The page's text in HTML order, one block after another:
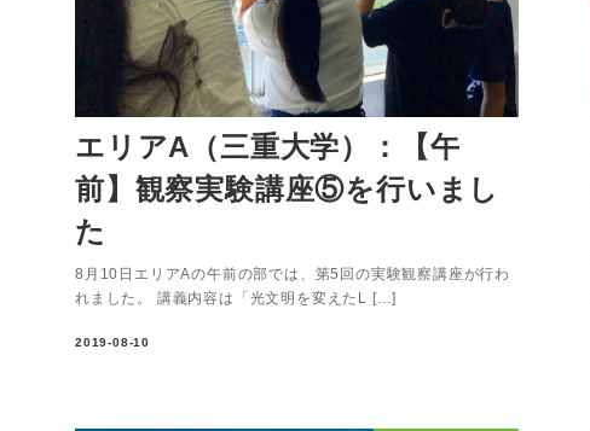
エリアA（三重大学）：【午
前】観察実験講座⑤を行いまし
た
8月10日エリアAの午前の部では、第5回の実験観察講座が行わ
れました。 講義内容は「光文明を変えたL […]
2019-08-10